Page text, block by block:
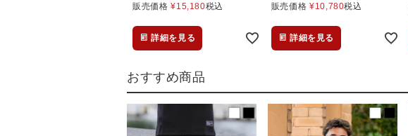
販売価格 ¥15,180税込
詳細を見る
販売価格 ¥10,780税込
詳細を見る
おすすめ商品